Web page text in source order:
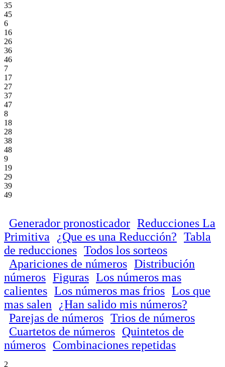
35
45
6
16
26
36
46
7
17
27
37
47
8
18
28
38
48
9
19
29
39
49
Generador pronosticador Reducciones La
Primitiva
¿Que es una Reducción? Tabla
de reducciones Todos los sorteos
Apariciones de números Distribución
números Figuras Los números mas
calientes Los números mas frios Los que
mas salen
¿Han salido mis números?
Parejas de números Trios de números
Cuartetos de números Quintetos de
números Combinaciones repetidas
2